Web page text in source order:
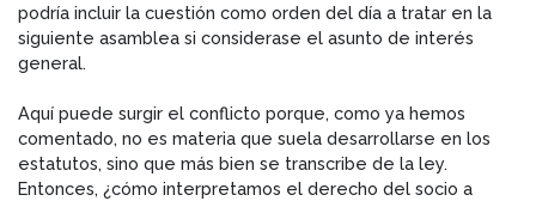
podría incluir la cuestión como orden del día a tratar en la
siguiente asamblea si considerase el asunto de interés
general.
Aquí puede surgir el conflicto porque, como ya hemos
comentado, no es materia que suela desarrollarse en los
estatutos, sino que más bien se transcribe de la ley.
Entonces, ¿cómo interpretamos el derecho del socio a